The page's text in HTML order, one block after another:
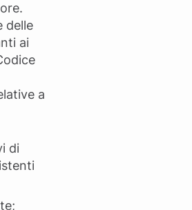
delle
ai
a
di